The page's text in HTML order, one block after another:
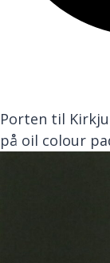
Porten til
på oil colour